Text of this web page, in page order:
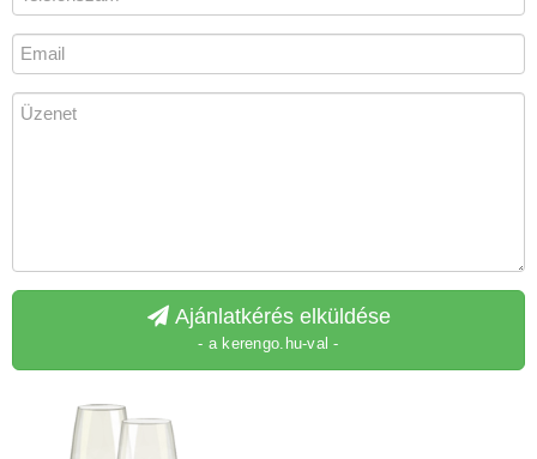
Ajánlatkérés elküldése
- a kerengo.hu-val -